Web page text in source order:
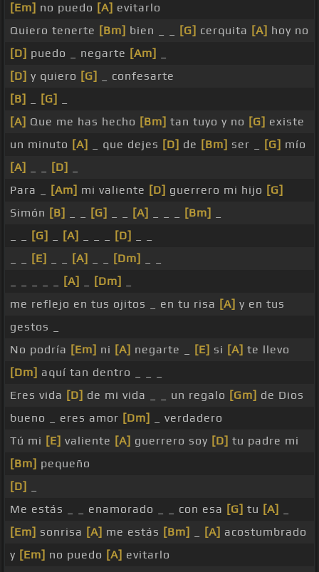
[Em] no puedo [A] evitarlo
Quiero tenerte [Bm] bien _ _ [G] cerquita [A] hoy no
[D] puedo _ negarte [Am]
[D] y quiero [G]
_ confesarte
[B]
[G]
[A] Que me has hecho [Bm] tan tuyo y no [G] existe
un minuto [A] _ que dejes [D] de [Bm] ser _ [G] mío
[A]
[D]
Para _
[Am] mi valiente [D] guerrero mi hijo [G]
Simón [B] [G] [A] [Bm]
[G] [A] [D]
[E] [A] [Dm]
[A] [Dm]
me reflejo en tus ojitos _ en tu risa [A] y en tus
gestos _
No podría [Em] ni [A] negarte _ [E] si [A] te llevo
[Dm] aquí tan dentro _ _ _
Eres vida [D] de mi vida _ _ un regalo [Gm] de Dios
bueno _ eres amor [Dm]
_ verdadero
Tú mi [E] valiente [A] guerrero soy [D] tu padre mi
[Bm] pequeño
[D]
Me estás _ _ enamorado _ _ con esa [G] tu [A]
[Em] sonrisa [A] me estás [Bm] [A] acostumbrado
y [Em] no puedo [A] evitarlo